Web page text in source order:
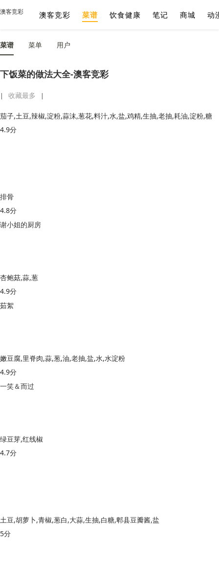
澳客竞彩 澳客竞彩 菜谱 饮食健康 笔记 商城 动
菜谱 菜单 用户
下饭菜的做法大全-澳客竞彩
| 收藏最多 |
茄子,土豆,辣椒,淀粉,蒜沫,葱花,料汁,水,盐,鸡精,生抽,老抽,耗油,淀粉,糖
4.9分
排骨
4.8分
谢小姐的厨房
杏鲍菇,蒜,葱
4.9分
茹絮
嫩豆腐,里脊肉,蒜,葱,油,老抽,盐,水,水淀粉
4.9分
一笑＆而过
绿豆芽,红线椒
4.7分
土豆,胡萝卜,青椒,葱白,大蒜,生抽,白糖,郫县豆瓣酱,盐
5分